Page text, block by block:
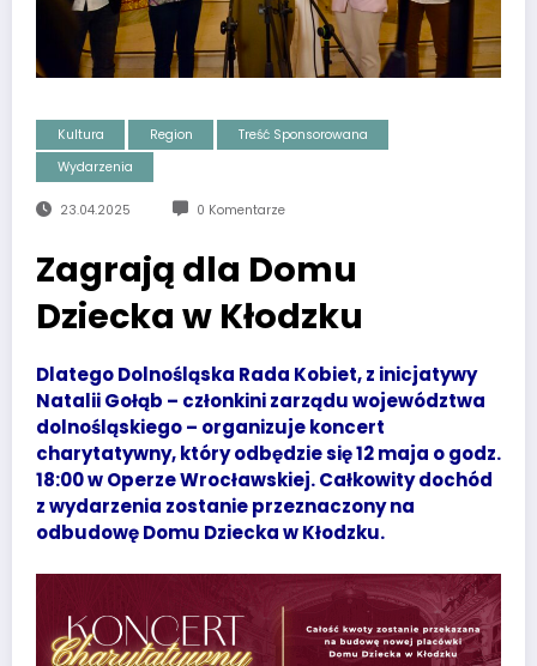
Kultura Region
Treść Sponsorowana
Wydarzenia
23.04.2025 0 Komentarze
Zagrają dla Domu
Dziecka w Kłodzku
Dlatego Dolnośląska Rada Kobiet, z inicjatywy
Natalii Gołąb – członkini zarządu województwa
dolnośląskiego – organizuje koncert
charytatywny, który odbędzie się 12 maja o godz.
18:00 w Operze Wrocławskiej. Całkowity dochód
z wydarzenia zostanie przeznaczony na
odbudowę Domu Dziecka w Kłodzku.